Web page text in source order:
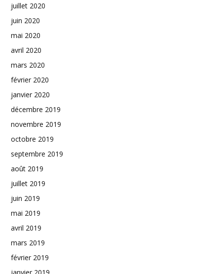
juillet 2020
juin 2020
mai 2020
avril 2020
mars 2020
février 2020
janvier 2020
décembre 2019
novembre 2019
octobre 2019
septembre 2019
août 2019
juillet 2019
juin 2019
mai 2019
avril 2019
mars 2019
février 2019
janvier 2019